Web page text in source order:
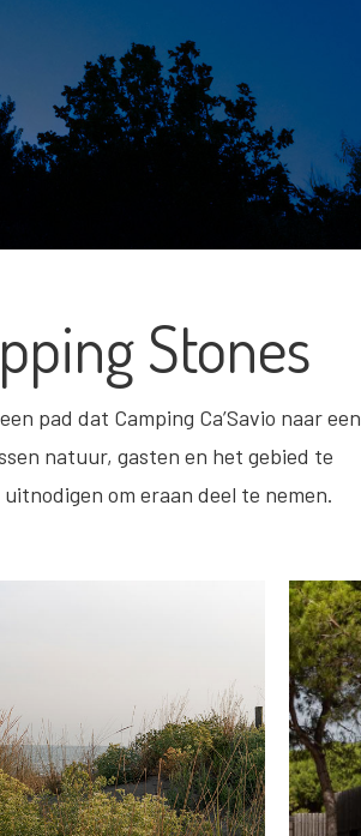
Stones
pad dat Camping Ca’Savio naar een
natuur, gasten en het gebied te
om eraan deel te nemen.